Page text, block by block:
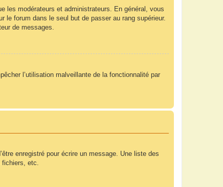
les modérateurs et administrateurs. En général, vous
le forum dans le seul but de passer au rang supérieur.
de messages.
l’utilisation malveillante de la fonctionnalité par
enregistré pour écrire un message. Une liste des
etc.